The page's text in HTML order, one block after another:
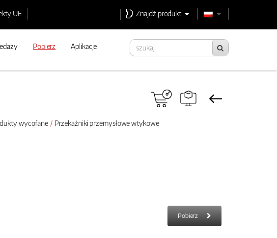
UE Znajdź produkt
Pobierz Aplikacje
wycofane Przekaźniki przemysłowe wtykowe
Pobierz